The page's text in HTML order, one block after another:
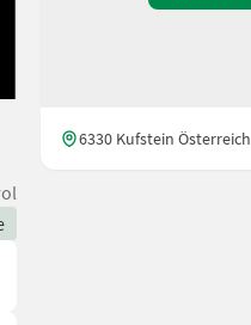
6330 Kufstein Österreich